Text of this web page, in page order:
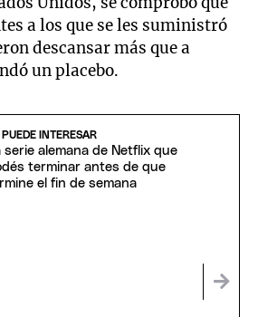
a los que se les suministró
descansar más que a
un placebo.
PUEDE INTERESAR
serie alemana de Netflix que
terminar antes de que
el fin de semana